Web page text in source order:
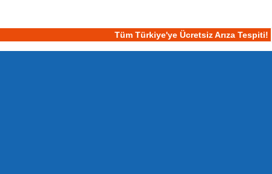
Tüm Türkiye'ye Ücretsiz Arıza Tespiti!